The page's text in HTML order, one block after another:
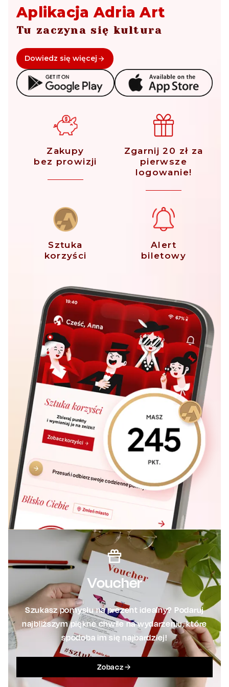
Aplikacja Adria Art
Tu zaczyna się kultura
Dowiedz się więcej
Zakupy
bez prowizji
Zgarnij 20 zł za
pierwsze
logowanie!
Sztuka
korzyści
Alert
biletowy
Voucher
Szukasz pomysłu na prezent idealny? Podaruj
najbliższym piękne chwile na wydarzeniu, które
spodoba im się najbardziej!
Zobacz